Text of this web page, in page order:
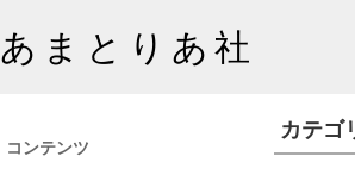
あまとりあ社
カテゴ
コンテンツ